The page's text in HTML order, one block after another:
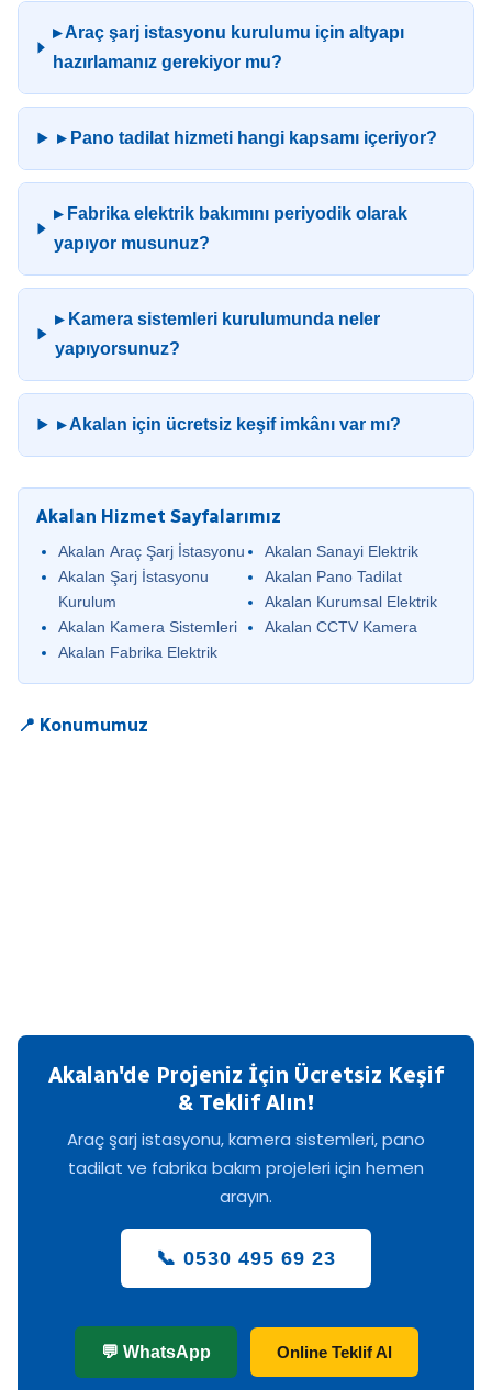
▸ Araç şarj istasyonu kurulumu için altyapı
hazırlamanız gerekiyor mu?
▸ Pano tadilat hizmeti hangi kapsamı içeriyor?
▸ Fabrika elektrik bakımını periyodik olarak
yapıyor musunuz?
▸ Kamera sistemleri kurulumunda neler
yapıyorsunuz?
▸ Akalan için ücretsiz keşif imkânı var mı?
Akalan Hizmet Sayfalarımız
Akalan Araç Şarj İstasyonu
Akalan Şarj İstasyonu
Kurulum
Akalan Kamera Sistemleri
Akalan Fabrika Elektrik
Akalan Sanayi Elektrik
Akalan Pano Tadilat
Akalan Kurumsal Elektrik
Akalan CCTV Kamera
📍 Konumumuz
Akalan'de Projeniz İçin Ücretsiz Keşif
& Teklif Alın!
Araç şarj istasyonu, kamera sistemleri, pano
tadilat ve fabrika bakım projeleri için hemen
arayın.
📞 0530 495 69 23
💬 WhatsApp Online Teklif Al